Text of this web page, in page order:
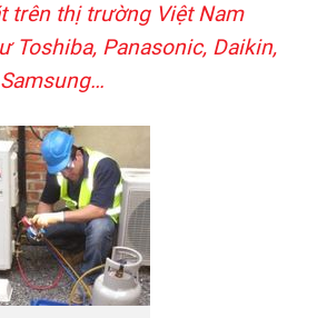
trên thị trường Việt Nam
Toshiba, Panasonic, Daikin,